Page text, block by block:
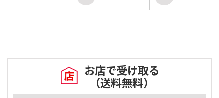
お店で受け取る
（送料無料）